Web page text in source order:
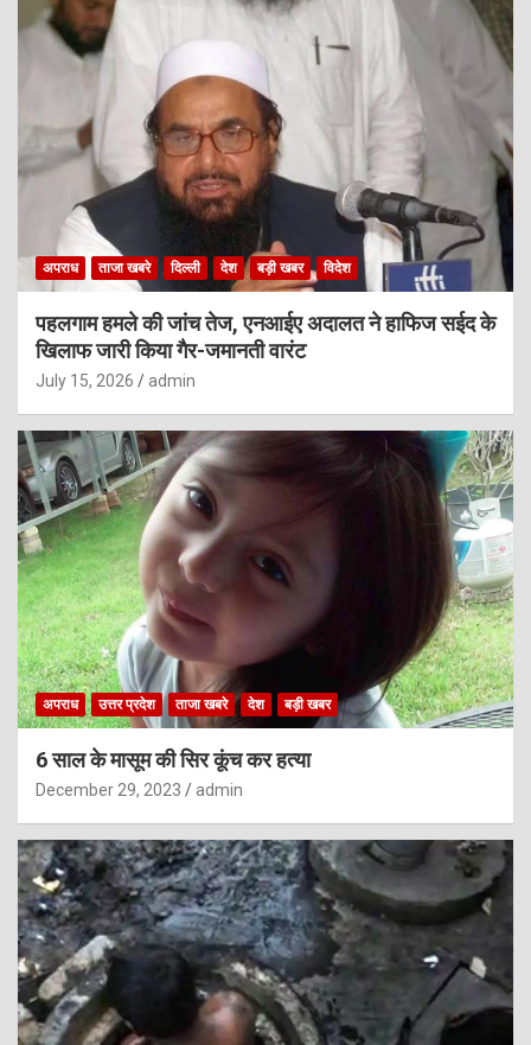
अपराध ताजा खबरे दिल्ली देश बड़ी खबर विदेश
पहलगाम हमले की जांच तेज, एनआईए अदालत ने हाफिज सईद के
खिलाफ जारी किया गैर-जमानती वारंट
July 15, 2026 admin
अपराध उत्तर प्रदेश ताजा खबरे देश बड़ी खबर
6 साल के मासूम की सिर कूंच कर हत्या
December 29, 2023 admin